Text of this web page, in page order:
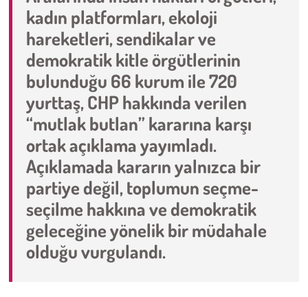
kadın platformları, ekoloji
hareketleri, sendikalar ve
demokratik kitle örgütlerinin
bulunduğu 66 kurum ile 720
yurttaş, CHP hakkında verilen
“mutlak butlan” kararına karşı
ortak açıklama yayımladı.
Açıklamada kararın yalnızca bir
partiye değil, toplumun seçme-
seçilme hakkına ve demokratik
geleceğine yönelik bir müdahale
olduğu vurgulandı.